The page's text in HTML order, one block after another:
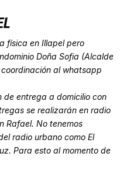
física en Illapel pero
Doña Sofia (Alcalde
al whatsapp
de entrega a domicilio con
se realizarán en radio
Rafael. No tenemos
radio urbano como El
Para esto al momento de